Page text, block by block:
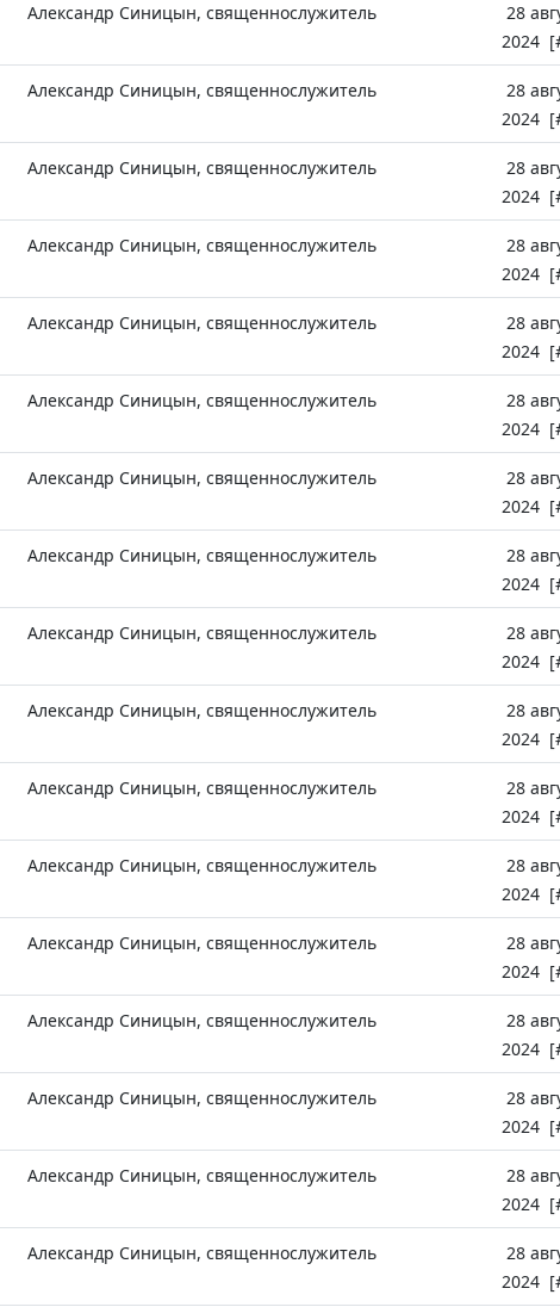
Александр Синицын, священнослужитель
28
2024
Александр Синицын, священнослужитель
28
2024
Александр Синицын, священнослужитель
28
2024
Александр Синицын, священнослужитель
28
2024
Александр Синицын, священнослужитель
28
2024
Александр Синицын, священнослужитель
28
2024
Александр Синицын, священнослужитель
28
2024
Александр Синицын, священнослужитель
28
2024
Александр Синицын, священнослужитель
28
2024
Александр Синицын, священнослужитель
28
2024
Александр Синицын, священнослужитель
28
2024
Александр Синицын, священнослужитель
28
2024
Александр Синицын, священнослужитель
28
2024
Александр Синицын, священнослужитель
28
2024
Александр Синицын, священнослужитель
28
2024
Александр Синицын, священнослужитель
28
2024
Александр Синицын, священнослужитель
28
2024